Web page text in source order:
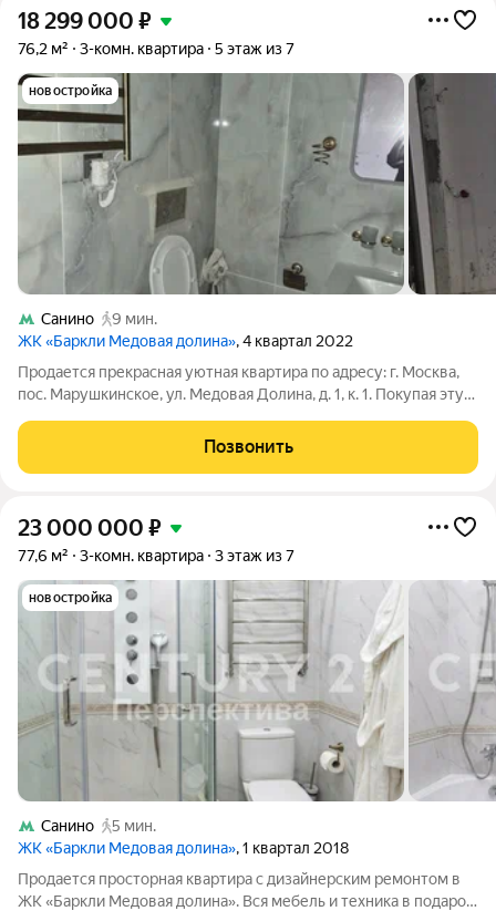
18 299 000 ₽
76,2 м² 3-комн. квартира 5 этаж из 7
новостройка
Санино
9 мин.
ЖК «Баркли Медовая долина», 4 квартал 2022
Продается прекрасная уютная квартира по адресу: г. Москва,
пос. Марушкинское, ул. Медовая Долина, д. 1, к. 1. Покупая эту
прописки. Расположена квартира на 5-м этаже семиэтажного
монолитного -
Позвонить
23 000 000 ₽
77,6 м² 3-комн. квартира 3 этаж из 7
новостройка
Санино
5 мин.
ЖК «Баркли Медовая долина», 1 квартал 2018
Продается просторная квартира с дизайнерским ремонтом в
ЖК «Баркли Медовая долина». Вся мебель и техника в подарок